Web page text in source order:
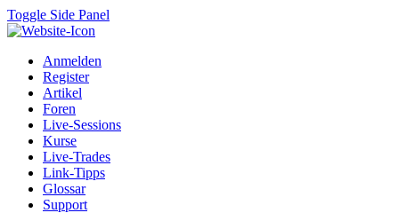
Toggle Side Panel
Anmelden
Register
Artikel
Foren
Live-Sessions
Kurse
Live-Trades
Link-Tipps
Glossar
Support